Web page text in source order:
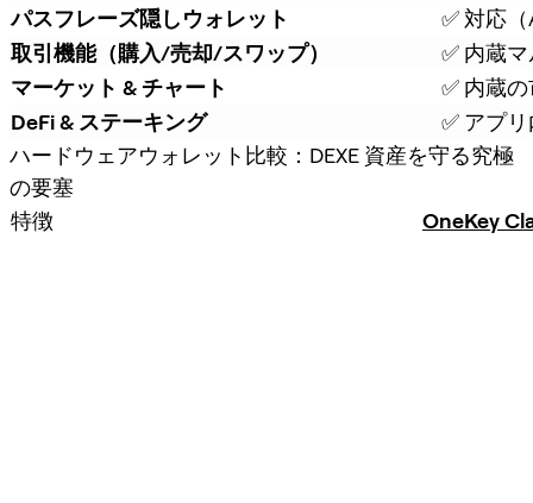
パスフレーズ隠しウォレット
✅ 対応
取引機能（購入/売却/スワップ）
✅ 内蔵
マーケット & チャート
✅ 内蔵
DeFi & ステーキング
✅ アプ
ハードウェアウォレット比較：DEXE 資産を守る究極
の要塞
特徴
OneKey